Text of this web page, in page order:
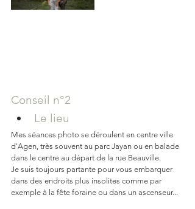
Conseil n°2
Le lieu
Mes séances photo se déroulent en centre ville
d'Agen, très souvent au parc Jayan ou en balade
dans le centre au départ de la rue Beauville.
Je suis toujours partante pour vous embarquer
dans des endroits plus insolites comme par
exemple à la fête foraine ou dans un ascenseur...